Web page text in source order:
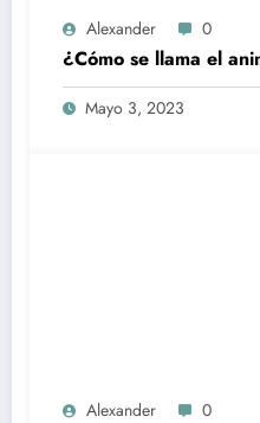
Alexander 0
¿Cómo se llama el
Mayo 3, 2023
Alexander 0